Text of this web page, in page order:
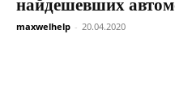
найдешевших
maxwelhelp - 20.04.2020